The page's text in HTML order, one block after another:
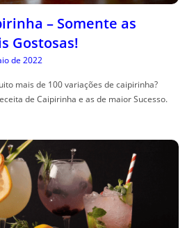
– Somente as
Gostosas!
de 2022
mais de 100 variações de caipirinha?
de Caipirinha e as de maior Sucesso.